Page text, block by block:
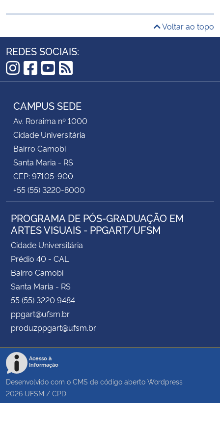
Voltar ao topo
REDES SOCIAIS:
Instagram
Facebook
YouTube
RSS
CAMPUS SEDE
Av. Roraima nº 1000
Cidade Universitária
Bairro Camobi
Santa Maria - RS
CEP: 97105-900
+55 (55) 3220-8000
PROGRAMA DE PÓS-GRADUAÇÃO EM
ARTES VISUAIS - PPGART/UFSM
Cidade Universitária
Prédio 40 - CAL
Bairro Camobi
Santa Maria - RS
55 (55) 3220 9484
ppgart@ufsm.br
produzppgart@ufsm.br
Acesso à
Informação
Desenvolvido com o CMS de código aberto Wordpress
2026 UFSM / CPD